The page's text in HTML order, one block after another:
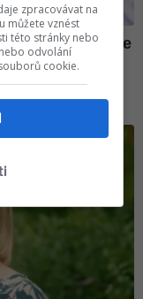
zpracovávat na
můžete vznést
této stránky nebo
odvolání
cookie.